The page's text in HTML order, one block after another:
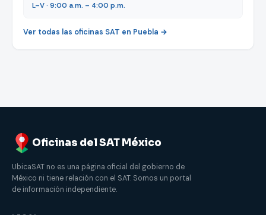
L–V · 9:00 a.m. – 4:00 p.m.
Ver todas las oficinas SAT en Puebla →
Oficinas del SAT México
UbicaSAT no es una página oficial del gobierno de
México ni tiene relación con el SAT. Somos un portal
de información independiente.